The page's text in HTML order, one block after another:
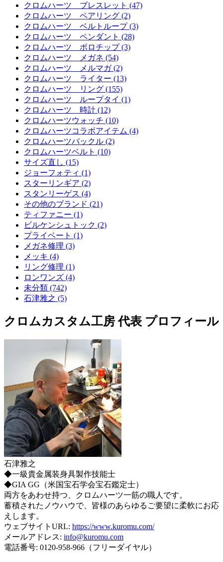
クロムハーツ ブレスレット (47)
クロムハーツ ペアリング (2)
クロムハーツ ベルトループ (3)
クロムハーツ ペンダント (28)
クロムハーツ ボロチップ (3)
クロムハーツ メガネ (54)
クロムハーツ メルマガ (2)
クロムハーツ ライター (13)
クロムハーツ リング (155)
クロムハーツ ループタイ (1)
クロムハーツ 時計 (12)
クロムハーツウォッチ (10)
クロムハーツコラボアイテム (4)
クロムハーツバックル (2)
クロムハーツベルト (10)
サイズ直し (15)
ジョーフォティ (1)
スターリンギア (2)
スタンリーゲス (4)
その他のブランド (21)
ティファニー (1)
ビルケンシュトック (2)
プライベート (1)
メガネ修理 (3)
メッキ (4)
リング修理 (1)
ロンワンズ (4)
未分類 (742)
石津雅之 (5)
クロムカスタム工房 代表 プロフィール
石津雅之
◆一級貴金属装身具製作技能士
◆GIA GG（米国宝石学会宝石鑑定士）
両方をあわせ持つ、クロムハーツ一筋の職人です。
蓄積されたノウハウで、皆様のあらゆるご要望に柔軟にお応
えします。
ウェブサイトURL: https://www.kuromu.com/
メールアドレス: info@kuromu.com
電話番号: 0120-958-966（フリーダイヤル）